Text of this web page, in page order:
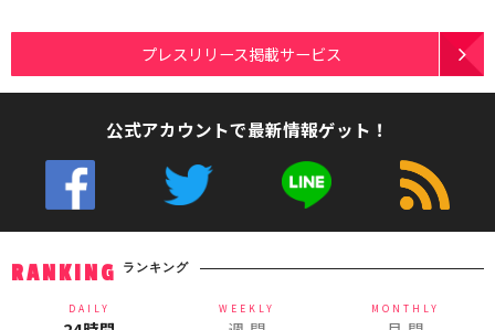
プレスリリース掲載サービス
公式アカウントで最新情報ゲット！
RANKING ランキング
DAILY WEEKLY MONTHLY